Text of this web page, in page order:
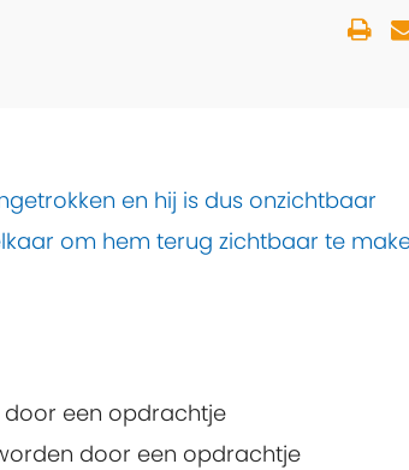
en hij is dus onzichtbaar
om hem terug zichtbaar te
een opdrachtje
door een opdrachtje